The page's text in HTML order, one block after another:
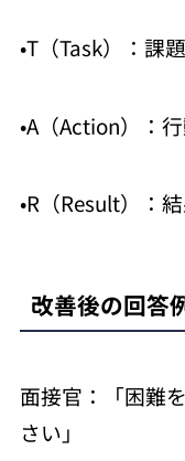
•T（Task）：課
•A（Action）：
•R（Result）：
改善後の回答
面接官：「困難
さい」